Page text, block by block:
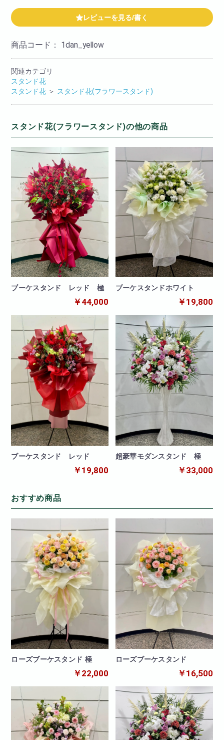
レビューを見る/書く
商品コード： 1dan_yellow
関連カテゴリ
スタンド花
スタンド花 ＞ スタンド花(フラワースタンド)
スタンド花(フラワースタンド)の他の商品
ブーケスタンド レッド 極
￥44,000
ブーケスタンドホワイト
￥19,800
ブーケスタンド レッド
￥19,800
超豪華モダンスタンド 極
￥33,000
おすすめ商品
ローズブーケスタンド 極
￥22,000
ローズブーケスタンド
￥16,500